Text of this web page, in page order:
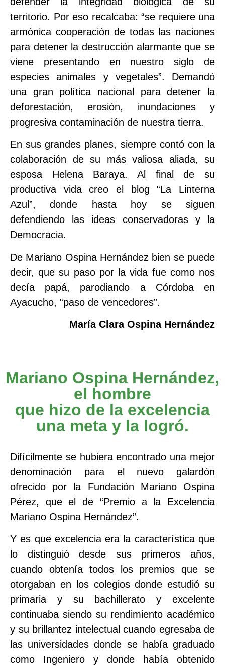
territorio. Por eso recalcaba: “se requiere una
armónica cooperación de todas las naciones
para detener la destrucción alarmante que se
viene presentando en nuestro siglo de
especies animales y vegetales”. Demandó
una gran política nacional para detener la
deforestación, erosión, inundaciones y
progresiva contaminación de nuestra tierra.
En sus grandes planes, siempre contó con la
colaboración de su más valiosa aliada, su
esposa Helena Baraya. Al final de su
productiva vida creo el blog “La Linterna
Azul”, donde hasta hoy se siguen
defendiendo las ideas conservadoras y la
Democracia.
De Mariano Ospina Hernández bien se puede
decir, que su paso por la vida fue como nos
decía papá, parodiando a Córdoba en
Ayacucho, “paso de vencedores”.
María Clara Ospina Hernández
Mariano Ospina Hernández,
el hombre
que hizo de la excelencia
una meta y la logró.
Difícilmente se hubiera encontrado una mejor
denominación para el nuevo galardón
ofrecido por la Fundación Mariano Ospina
Pérez, que el de “Premio a la Excelencia
Mariano Ospina Hernández”.
Y es que excelencia era la característica que
lo distinguió desde sus primeros años,
cuando obtenía todos los premios que se
otorgaban en los colegios donde estudió su
primaria y su bachillerato y excelente
continuaba siendo su rendimiento académico
y su brillantez intelectual cuando egresaba de
las universidades donde se había graduado
como Ingeniero y donde había obtenido